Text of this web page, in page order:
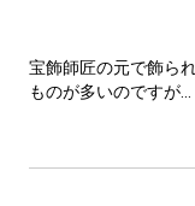
宝飾師匠の元で飾ら
ものが多いのですが...